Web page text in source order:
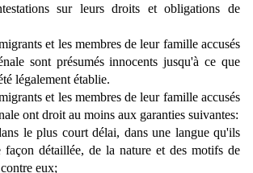
sur leurs droits et obligations de
et les membres de leur famille accusés
sont présumés innocents jusqu'à ce que
légalement établie.
et les membres de leur famille accusés
ont droit au moins aux garanties suivantes:
le plus court délai, dans une langue qu'ils
façon détaillée, de la nature et des motifs de
eux;